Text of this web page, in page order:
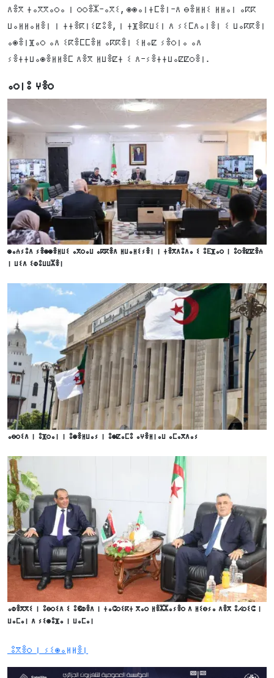
ⴷⴻⴳ ⵜⴰⴳⴳⴰⵔⴰ ⵏ ⵔⵔⴻⵣ-ⴰⴳⵉ, ⵙⵙⴰⵏⵜⵎⴻⵏ-ⴷ ⴱⴻⵍⵍⵉ ⵍⵍⴰⵏ ⴰⴽⴽ
ⵡⴰⵍⵍⴰⵍⴻⵏ ⵏ ⵜⵜⴻⴽⵏⵉⵇⵓⴻ, ⵏ ⵜⴼⴻⴽⵡⵉⵏ ⴷ ⵢⵉⵎⴷⴰⵏⴻⵏ ⵉ ⵡⴰⴽⴽⴻⵏ
ⴰⵙⴻⵏⴼⴰⵔ ⴰⴷ ⵉⴽⴻⵎⵎⴻⵍ ⴰⴽⴽⴻⵏ ⵉⵍⴰⵇ ⵢⴻⵔⵏⴰ ⴰⴷ
ⵢⴻⵜⵜⵡⴰⵙⴻⵍⵍⴻⵎ ⴷⴻⴳ ⵍⵡⴻⵇⵜ ⵉ ⴷ-ⵢⴻⵜⵜⵡⴰⵇⵇⵔⴻⵏ.
ⴰⵔⵏⵓ ⵖⴻⵔ
ⵙⴰⵄⵢⵓⴷ ⵢⴻⵙⵙⴻⵍⵡⵉ ⴰⴳⵔⴰⵡ ⴰⴽⴽⴻⴷ ⵍⵡⴰⵍⵉⵢⴻⵏ ⵏ ⵜⴻⴳⴷⵓⴷⴰ ⵉ ⵓⴹⴼⴰⵔ ⵏ ⵓⵔⴻⵇⵇⴻⵄ
ⵏ ⵡⵉⴷ ⵉⵀⵓⵡⵡⵣⴻⵏ
ⴰⴱⵔⵉⴷ ⵏ ⵓⴼⵔⴰⵏ ⵏ ⵓⵙⴻⵍⵡⴰⵢ ⵏ ⵓⵙⵇⴰⵎⵓ ⴰⵖⴻⵍⵏⴰⵡ ⴰⵎⴰⴳⴷⴰⵢ
ⴰⵀⴻⴳⴳⵉ ⵏ ⵓⴱⵔⵉⴷ ⵉ ⵓⵞⵀⴻⴷ ⵏ ⵜⴰⵛⵔⵉⴽⵜ ⴳⴰⵔ ⵍⴻⵣⵣⴰⵢⴻⵔ ⴷ ⵍⵉⴱⵢⴰ ⴷⴻⴳ ⵓⵃⵔⵉⵛ ⵏ
ⵡⴰⵎⴰⵏ ⴷ ⵢⵉⵙⵓⴼⴰ ⵏ ⵡⴰⵎⴰⵏ
ⵓⴳⴻⵔ ⵏ ⵢⵉⵙⴰⵍⵍⴻⵏ